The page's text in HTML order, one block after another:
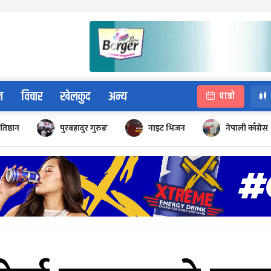
विचार खेलकुद अन्य पात्रो
पुरबहादुर गुरुङ नाइट भिजन नेपाली काँग्रेस